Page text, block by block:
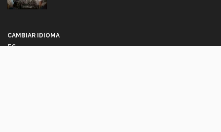
CAMBIAR IDIOMA
ES